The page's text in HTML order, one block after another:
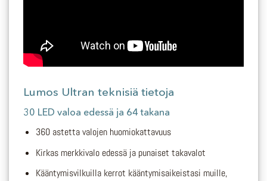
Lumos Ultran teknisiä tietoja
30 LED valoa edessä ja 64 takana
360 astetta valojen huomiokattavuus
Kirkas merkkivalo edessä ja punaiset takavalot
Kääntymisvilkuilla kerrot kääntymisaikeistasi muille,